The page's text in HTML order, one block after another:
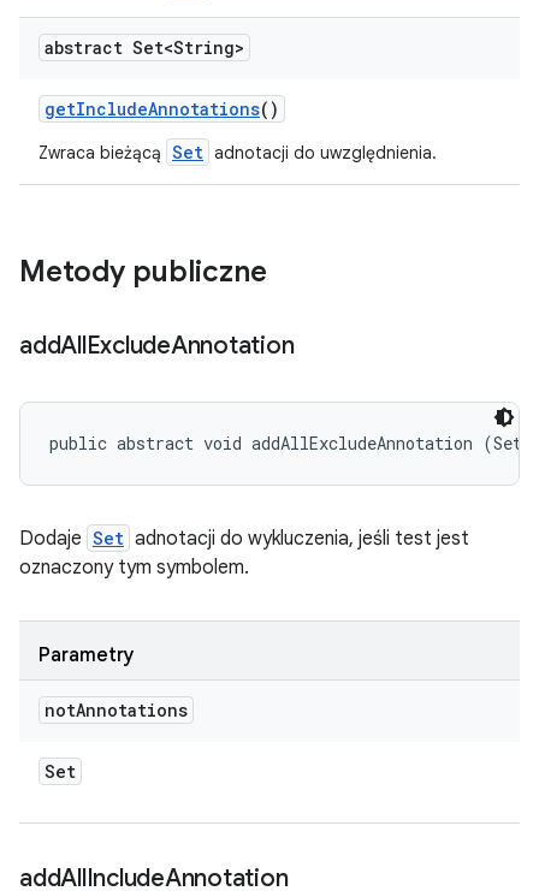
abstract Set<String>
getIncludeAnnotations()
Zwraca bieżącą Set adnotacji do uwzględnienia.
Metody publiczne
addAllExcludeAnnotation
public abstract void addAllExcludeAnnotation
Dodaje Set adnotacji do wykluczenia, jeśli test jest
oznaczony tym symbolem.
Parametry
notAnnotations
Set
addAllIncludeAnnotation